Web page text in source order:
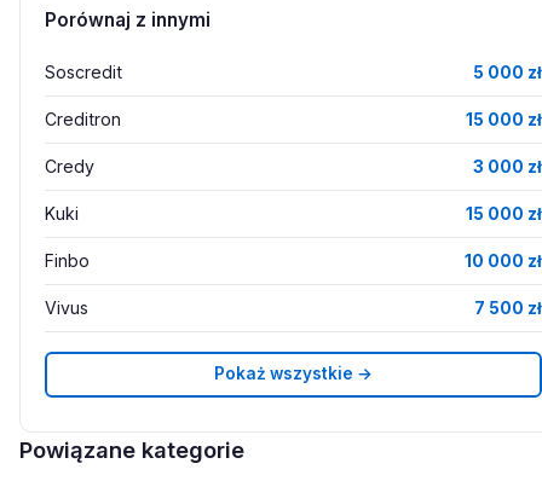
Porównaj z innymi
Soscredit 5 000 zł
Creditron 15 000 zł
Credy 3 000 zł
Kuki 15 000 zł
Finbo 10 000 zł
Vivus 7 500 zł
Pokaż wszystkie →
Powiązane kategorie